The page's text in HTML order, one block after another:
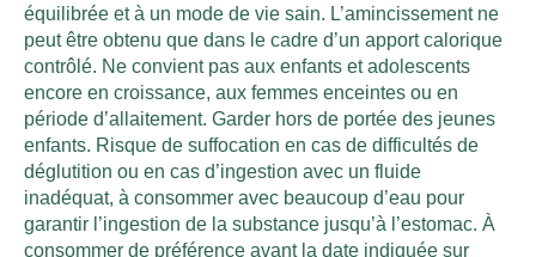
équilibrée et à un mode de vie sain. L’amincissement ne
peut être obtenu que dans le cadre d’un apport calorique
contrôlé. Ne convient pas aux enfants et adolescents
encore en croissance, aux femmes enceintes ou en
période d’allaitement. Garder hors de portée des jeunes
enfants. Risque de suffocation en cas de difficultés de
déglutition ou en cas d’ingestion avec un fluide
inadéquat, à consommer avec beaucoup d’eau pour
garantir l’ingestion de la substance jusqu’à l’estomac. À
consommer de préférence avant la date indiquée sur